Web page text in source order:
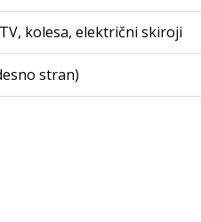
kolesa, električni skiroji
stran)